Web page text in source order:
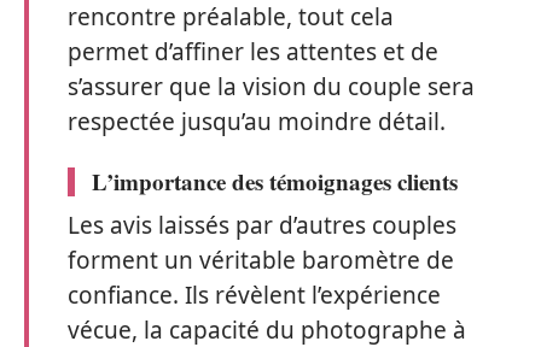
rencontre préalable, tout cela
permet d’affiner les attentes et de
s’assurer que la vision du couple sera
respectée jusqu’au moindre détail.
L’importance des témoignages clients
Les avis laissés par d’autres couples
forment un véritable baromètre de
confiance. Ils révèlent l’expérience
vécue, la capacité du photographe à